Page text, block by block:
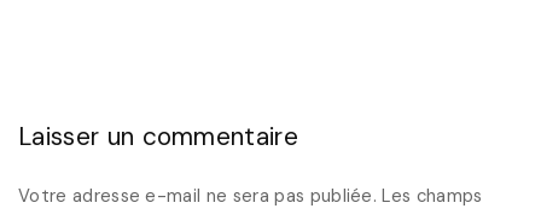
Laisser un commentaire
Votre adresse e-mail ne sera pas publiée. Les champs